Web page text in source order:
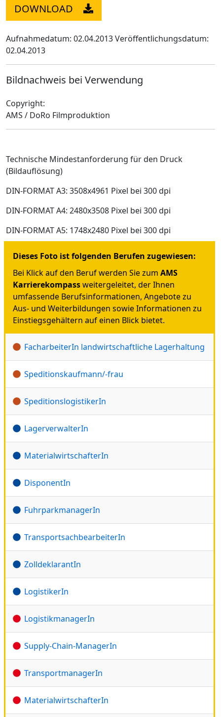
DOWNLOAD
Aufnahmedatum: 02.04.2013Veröffentlichungsdatum:
02.04.2013
Bildnachweis bei Verwendung
Copyright:
AMS / DoRo Filmproduktion
Technische Mindestanforderung für den Druck
(Bildauflösung)
DIN-FORMAT A3: 3508x4961 Pixel bei 300 dpi
DIN-FORMAT A4: 2480x3508 Pixel bei 300 dpi
DIN-FORMAT A5: 1748x2480 Pixel bei 300 dpi
Dieses Foto ist folgenden Berufen zugewiesen:
Bei Klick auf den Beruf werden Sie zum AMS
Karrierekompassweitergeleitet, der Ihnen
umfassende Berufsinformationen, Angebote zu
Aus- und Weiterbildungen sowie Informationen zu
Einstiegsgehältern auf einen Blick bietet.
FacharbeiterIn landwirtschaftliche Lagerhaltung
Speditionskaufmann/-frau
SpeditionslogistikerIn
LagerverwalterIn
MaterialwirtschafterIn
DisponentIn
FuhrparkmanagerIn
TransportsachbearbeiterIn
ZolldeklarantIn
LogistikerIn
LogistikmanagerIn
Supply-Chain-ManagerIn
TransportmanagerIn
MaterialwirtschafterIn